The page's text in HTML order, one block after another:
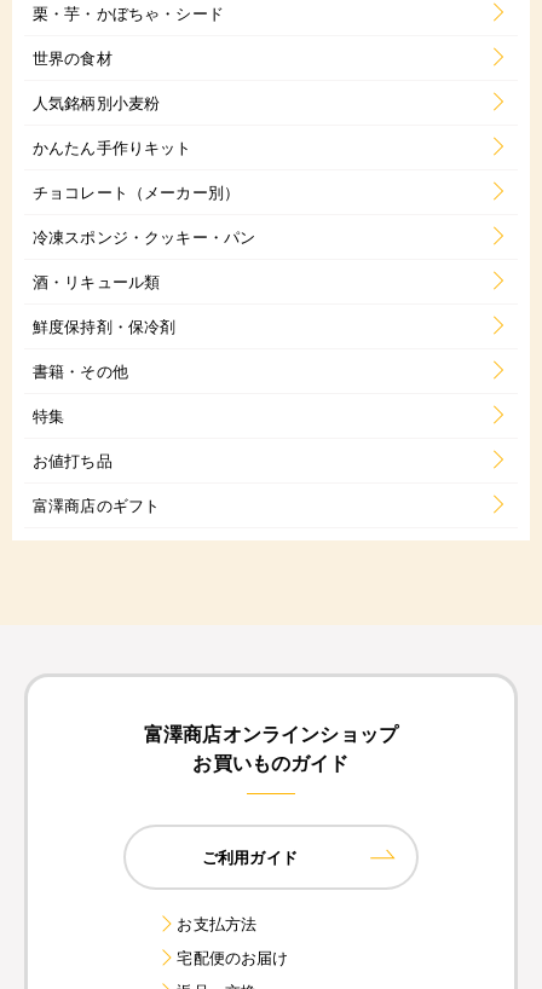
栗・芋・かぼちゃ・シード
世界の食材
人気銘柄別小麦粉
かんたん手作りキット
チョコレート（メーカー別）
冷凍スポンジ・クッキー・パン
酒・リキュール類
鮮度保持剤・保冷剤
書籍・その他
特集
お値打ち品
富澤商店のギフト
富澤商店オンラインショップ
お買いものガイド
ご利用ガイド
お支払方法
宅配便のお届け